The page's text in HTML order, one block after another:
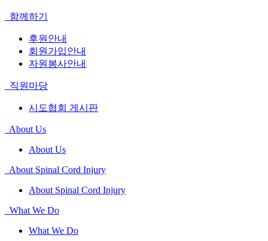
함께하기
후원안내
회원가입안내
자원봉사안내
직원마당
시도협회 게시판
About Us
About Us
About Spinal Cord Injury
About Spinal Cord Injury
What We Do
What We Do